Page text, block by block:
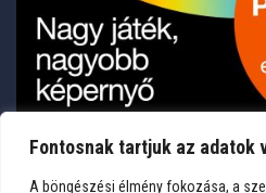
Fontosnak tartjuk az adatok
A böngészési élmény fokozása, a